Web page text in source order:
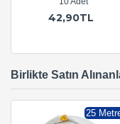
42,90TL
Birlikte Satın
25